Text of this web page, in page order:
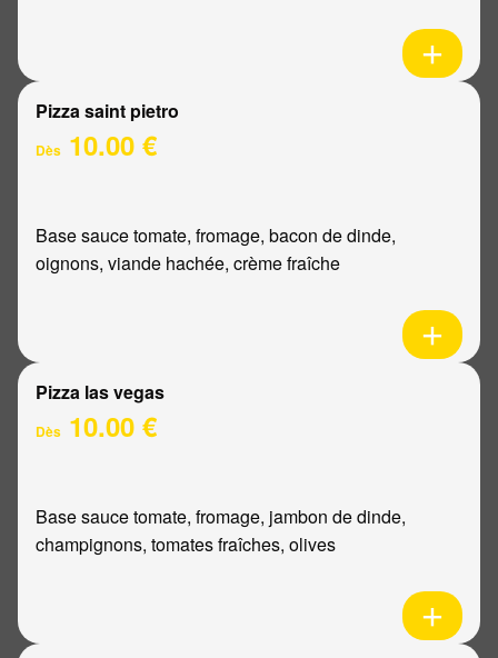
Pizza saint pietro
Dès 10.00 €
Base sauce tomate, fromage, bacon de dinde,
oignons, viande hachée, crème fraîche
Pizza las vegas
Dès 10.00 €
Base sauce tomate, fromage, jambon de dinde,
champignons, tomates fraîches, olives